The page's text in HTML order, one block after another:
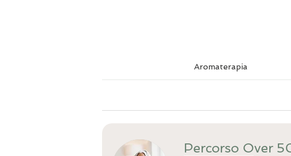
Aromaterapia
Percorso Over